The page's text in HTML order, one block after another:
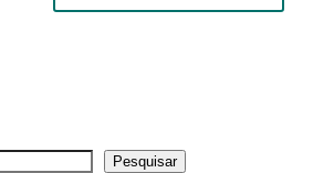
Pesquisar